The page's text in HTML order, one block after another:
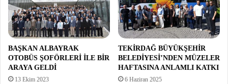
BAŞKAN ALBAYRAK
OTOBÜS ŞOFÖRLERİ İLE BİR
ARAYA GELDİ
13 Ekim 2023
TEKİRDAĞ BÜYÜKŞEHİR
BELEDİYESİ’NDEN MÜZELER
HAFTASINA ANLAMLI KATKI
6 Haziran 2025